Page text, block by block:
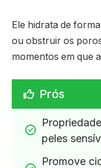
Ele hidrata de
ou obstruir os
momentos em que
Prós
peles
Promove